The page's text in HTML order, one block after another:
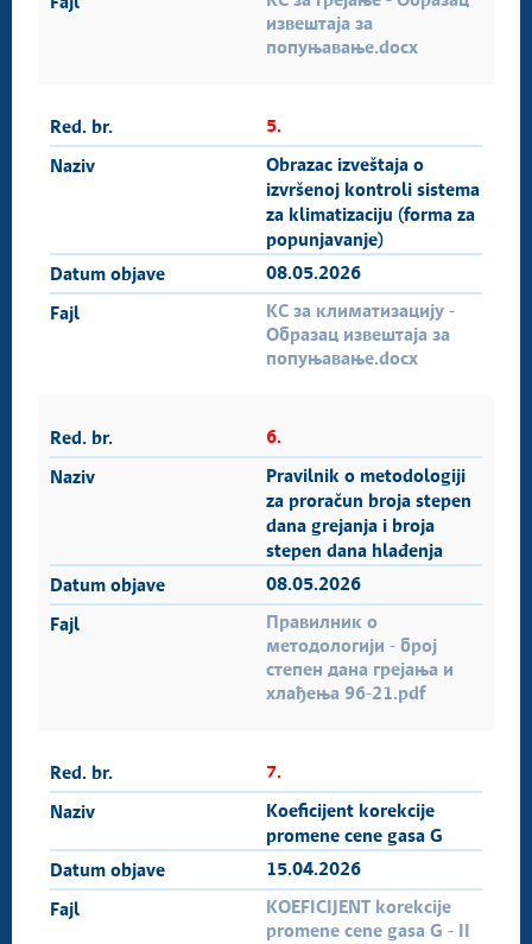
извештаја за
попуњавање.docx
5.
Obrazac izveštaja o
izvršenoj kontroli sistema
za klimatizaciju (forma za
popunjavanje)
08.05.2026
КС за климатизацију -
Образац извештаја за
попуњавање.docx
6.
Pravilnik o metodologiji
za proračun broja stepen
dana grejanja i broja
stepen dana hlađenja
08.05.2026
Правилник о
методологији - број
степен дана грејања и
хлађења 96-21.pdf
7.
Koeficijent korekcije
promene cene gasa G
15.04.2026
KOEFICIJENT korekcije
promene cene gasa G - II